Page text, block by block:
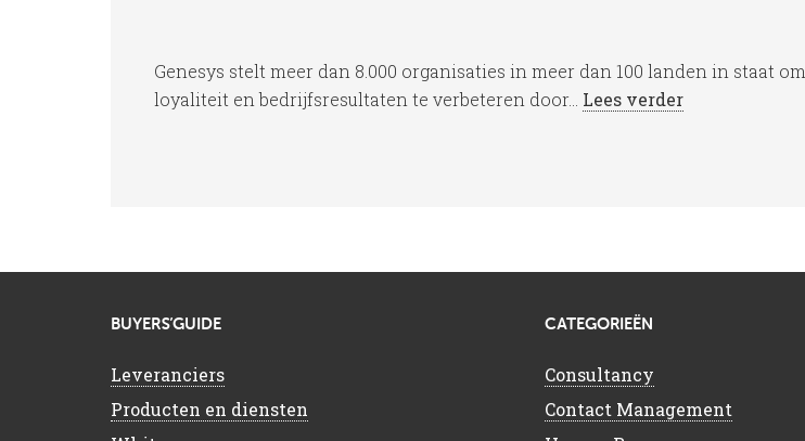
Genesys stelt meer dan 8.000 organisaties in meer dan 100 landen in staat om
loyaliteit en bedrijfsresultaten te verbeteren door... Lees verder
BUYERS’GUIDE
Leveranciers
Producten en diensten
CATEGORIEËN
Consultancy
Contact Management